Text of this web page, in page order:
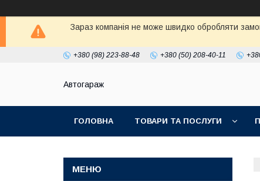
Зараз компанія не може швидко обробляти
+380 (98) 223-88-48 +380 (50) 208-40-11
Автогараж
ГОЛОВНА ТОВАРИ ТА ПОСЛУГИ